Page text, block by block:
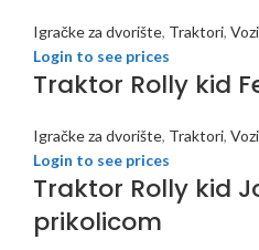
Igračke za dvorište, Traktori,
Login to see prices
Traktor Rolly kid
Igračke za dvorište, Traktori,
Login to see prices
Traktor Rolly kid
prikolicom